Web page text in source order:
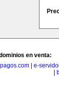
en venta:
e-